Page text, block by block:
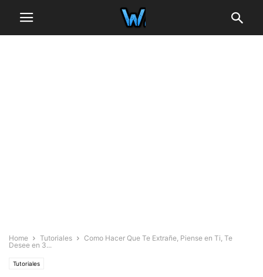
Home Tutoriales
Como Hacer Que Te Extrañe, Piense en Ti, Te
Desee en 3...
Tutoriales